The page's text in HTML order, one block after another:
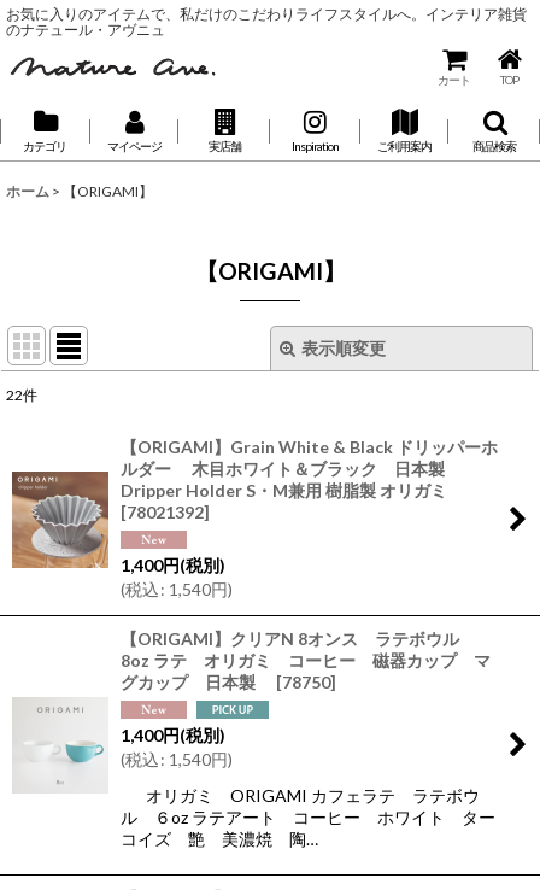
お気に入りのアイテムで、私だけのこだわりライフスタイルへ。インテリア雑貨
のナテュール・アヴニュ
カート TOP
カテゴリ マイページ 実店舗 Inspiration ご利用案内 商品検索
ホーム > 【ORIGAMI】
【ORIGAMI】
表示順変更
並び順
22件
【ORIGAMI】Grain White & Black ドリッパーホ
ルダー 木目ホワイト＆ブラック 日本製
Dripper Holder S・M兼用 樹脂製 オリガミ
[78021392]
1,400円(税別)
(税込: 1,540円)
【ORIGAMI】クリアN 8オンス ラテボウル
8oz ラテ オリガミ コーヒー 磁器カップ マ
グカップ 日本製
[78750]
1,400円(税別)
(税込: 1,540円)
オリガミ ORIGAMI カフェラテ ラテボウ
ル ６oz ラテアート コーヒー ホワイト ター
コイズ 艶 美濃焼 陶…